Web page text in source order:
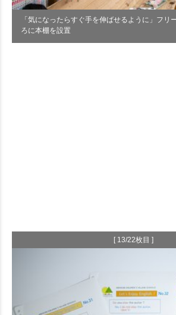
「気になったらすぐ手を伸ばせるように」フリ
ろに本棚を設置
[ 13/22枚目 ]